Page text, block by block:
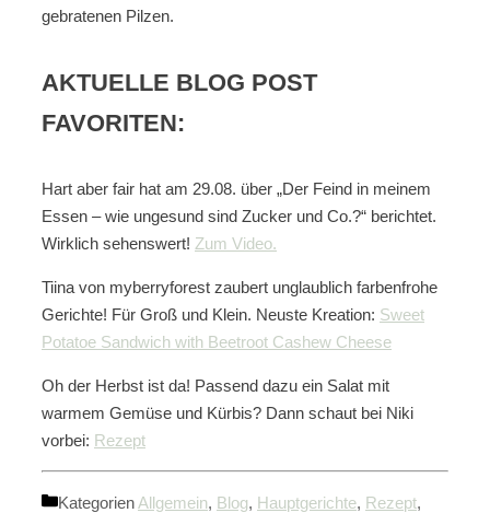
gebratenen Pilzen.
AKTUELLE BLOG POST
FAVORITEN:
Hart aber fair hat am 29.08. über „Der Feind in meinem
Essen – wie ungesund sind Zucker und Co.?“ berichtet.
Wirklich sehenswert! Zum Video.
Tiina von myberryforest zaubert unglaublich farbenfrohe
Gerichte! Für Groß und Klein. Neuste Kreation: Sweet
Potatoe Sandwich with Beetroot Cashew Cheese
Oh der Herbst ist da! Passend dazu ein Salat mit
warmem Gemüse und Kürbis? Dann schaut bei Niki
vorbei: Rezept
Kategorien Allgemein, Blog, Hauptgerichte, Rezept,